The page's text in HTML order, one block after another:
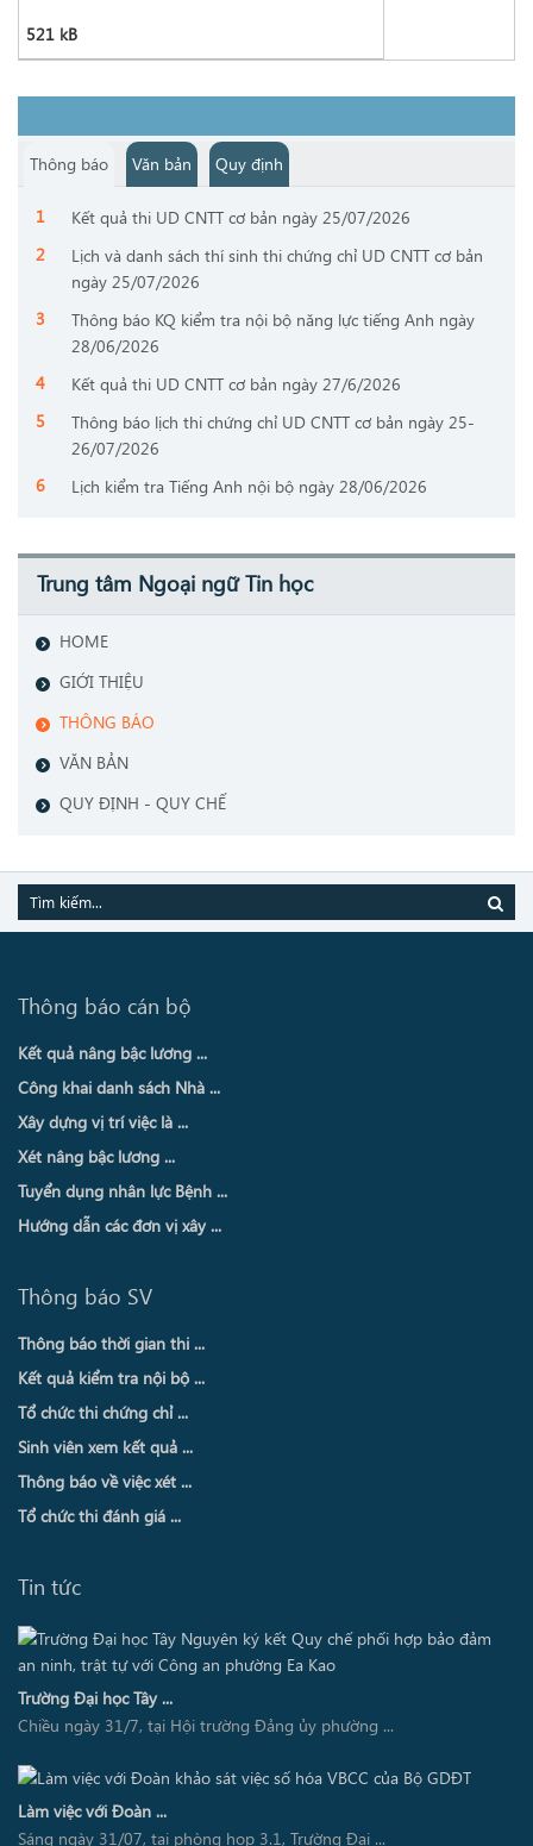
521 kB
Thông báo Văn bản Quy định
Kết quả thi UD CNTT cơ bản ngày 25/07/2026
Lịch và danh sách thí sinh thi chứng chỉ UD CNTT cơ bản
ngày 25/07/2026
Thông báo KQ kiểm tra nội bộ năng lực tiếng Anh ngày
28/06/2026
Kết quả thi UD CNTT cơ bản ngày 27/6/2026
Thông báo lịch thi chứng chỉ UD CNTT cơ bản ngày 25-
26/07/2026
Lịch kiểm tra Tiếng Anh nội bộ ngày 28/06/2026
Trung tâm Ngoại ngữ Tin học
HOME
GIỚI THIỆU
THÔNG BÁO
VĂN BẢN
QUY ĐỊNH - QUY CHẾ
Thông báo cán bộ
Kết quả nâng bậc lương ...
Công khai danh sách Nhà ...
Xây dựng vị trí việc là ...
Xét nâng bậc lương ...
Tuyển dụng nhân lực Bệnh ...
Hướng dẫn các đơn vị xây ...
Thông báo SV
Thông báo thời gian thi ...
Kết quả kiểm tra nội bộ ...
Tổ chức thi chứng chỉ ...
Sinh viên xem kết quả ...
Thông báo về việc xét ...
Tổ chức thi đánh giá ...
Tin tức
Trường Đại học Tây ...
Chiều ngày 31/7, tại Hội trường Đảng ủy phường ...
Làm việc với Đoàn ...
Sáng ngày 31/07, tại phòng họp 3.1, Trường Đại ...